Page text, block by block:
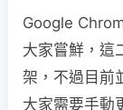
Google
大家嘗鮮，這
架，不過目前
大家需要手動